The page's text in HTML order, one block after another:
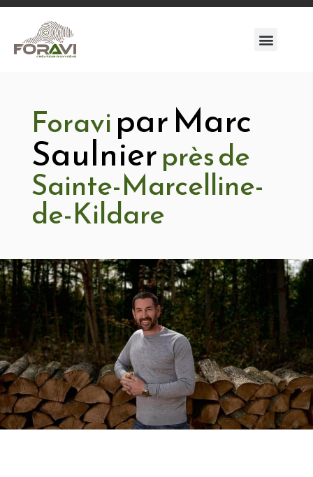
Foravipar Marc
Saulnierprès de
Sainte-Marcelline-
de-Kildare